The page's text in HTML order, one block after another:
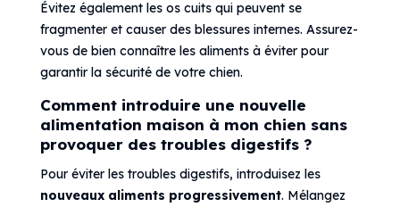
Évitez également les os cuits qui peuvent se
fragmenter et causer des blessures internes. Assurez-
vous de bien connaître les aliments à éviter pour
garantir la sécurité de votre chien.
Comment introduire une nouvelle
alimentation maison à mon chien sans
provoquer des troubles digestifs ?
Pour éviter les troubles digestifs, introduisez les
nouveaux aliments progressivement. Mélangez